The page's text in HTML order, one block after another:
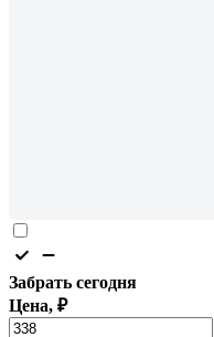
Забрать сегодня
Цена, ₽